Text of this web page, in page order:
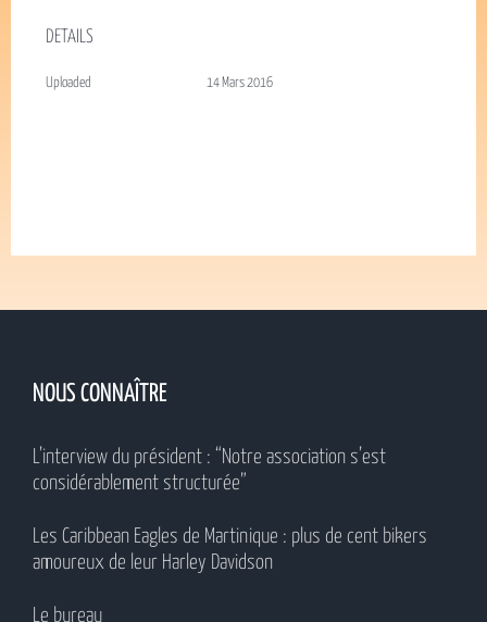
DETAILS
Uploaded 14 Mars 2016
NOUS CONNAÎTRE
L’interview du président : “Notre association s’est
considérablement structurée”
Les Caribbean Eagles de Martinique : plus de cent bikers
amoureux de leur Harley Davidson
Le bureau